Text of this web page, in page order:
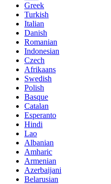
Greek
Turkish
Italian
Danish
Romanian
Indonesian
Czech
Afrikaans
Swedish
Polish
Basque
Catalan
Esperanto
Hindi
Lao
Albanian
Amharic
Armenian
Azerbaijani
Belarusian